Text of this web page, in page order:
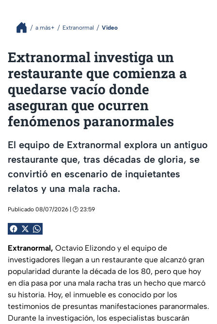
a más+ Extranormal Video
Extranormal investiga un
restaurante que comienza a
quedarse vacío donde
aseguran que ocurren
fenómenos paranormales
El equipo de Extranormal explora un antiguo
restaurante que, tras décadas de gloria, se
convirtió en escenario de inquietantes
relatos y una mala racha.
Publicado 08/07/2026 | 🕑 23:59
Extranormal, Octavio Elizondo y el equipo de
investigadores llegan a un restaurante que alcanzó gran
popularidad durante la década de los 80, pero que hoy
en día pasa por una mala racha tras un hecho que marcó
su historia. Hoy, el inmueble es conocido por los
testimonios de presuntas manifestaciones paranormales.
Durante la investigación, los especialistas buscarán